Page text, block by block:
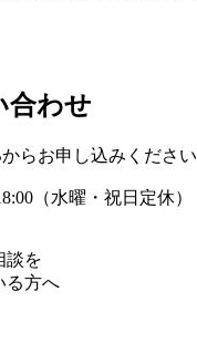
合わせ
らお申し込みください
（水曜・祝日定休）
談を
る方へ